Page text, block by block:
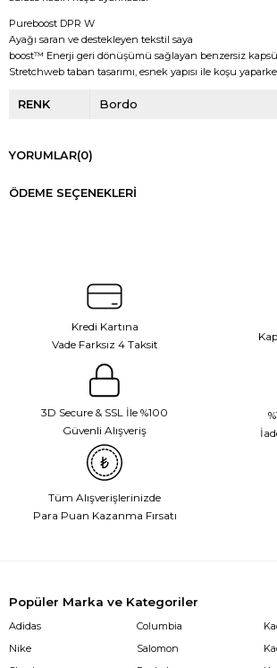
Pureboost DPR W
Ayağı saran ve destekleyen tekstil saya
boost™ Enerji geri dönüşümü sağlayan benzersiz
Stretchweb taban tasarımı, esnek yapısı ile koşu
RENK Bordo
YORUMLAR(0)
ÖDEME SEÇENEKLERI
Kredi Kartına
Vade Farksız 4 Taksit
3D Secure & SSL İle %100
Güvenli Alışveriş
Tüm Alışverişlerinizde
Para Puan Kazanma Fırsatı
Popüler Marka ve Kategoriler
Adidas
Nike
Columbia
Salomon